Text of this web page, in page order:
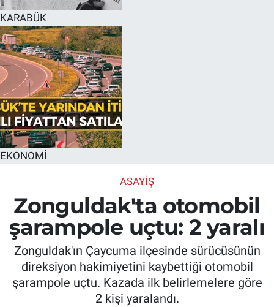
KARABÜK
EKONOMİ
ASAYIŞ
Zonguldak'ta otomobil
şarampole uçtu: 2 yaralı
Zonguldak'ın Çaycuma ilçesinde sürücüsünün
direksiyon hakimiyetini kaybettiği otomobil
şarampole uçtu. Kazada ilk belirlemelere göre
2 kişi yaralandı.
Son Dakika Haberleri
Haber Arşivi